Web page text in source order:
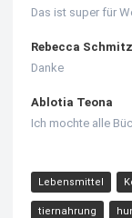
Das ist super für
Rebecca Schmitz
Danke
Ablotia Teona
Ich mochte alle
Lebensmittel
tiernahrung